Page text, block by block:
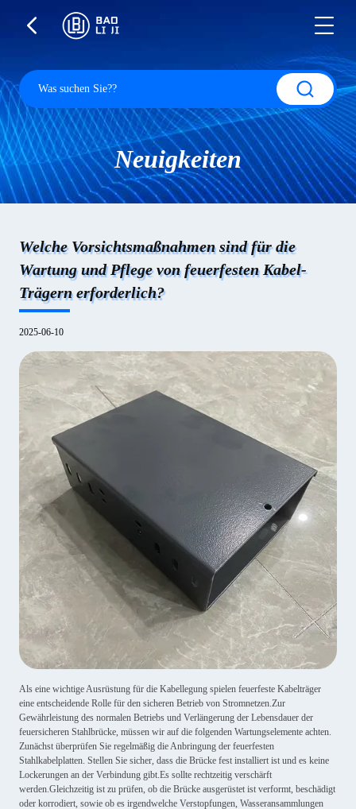
Neuigkeiten
Welche Vorsichtsmaßnahmen sind für die
Wartung und Pflege von feuerfesten Kabel-
Trägern erforderlich?
2025-06-10
Als eine wichtige Ausrüstung für die Kabellegung spielen feuerfeste Kabelträger
eine entscheidende Rolle für den sicheren Betrieb von Stromnetzen.Zur
Gewährleistung des normalen Betriebs und Verlängerung der Lebensdauer der
feuersicheren Stahlbrücke, müssen wir auf die folgenden Wartungselemente achten.
Zunächst überprüfen Sie regelmäßig die Anbringung der feuerfesten
Stahlkabelplatten. Stellen Sie sicher, dass die Brücke fest installiert ist und es keine
Lockerungen an der Verbindung gibt.Es sollte rechtzeitig verschärft
werden.Gleichzeitig ist zu prüfen, ob die Brücke ausgerüstet ist verformt, beschädigt
oder korrodiert, sowie ob es irgendwelche Verstopfungen, Wasseransammlungen